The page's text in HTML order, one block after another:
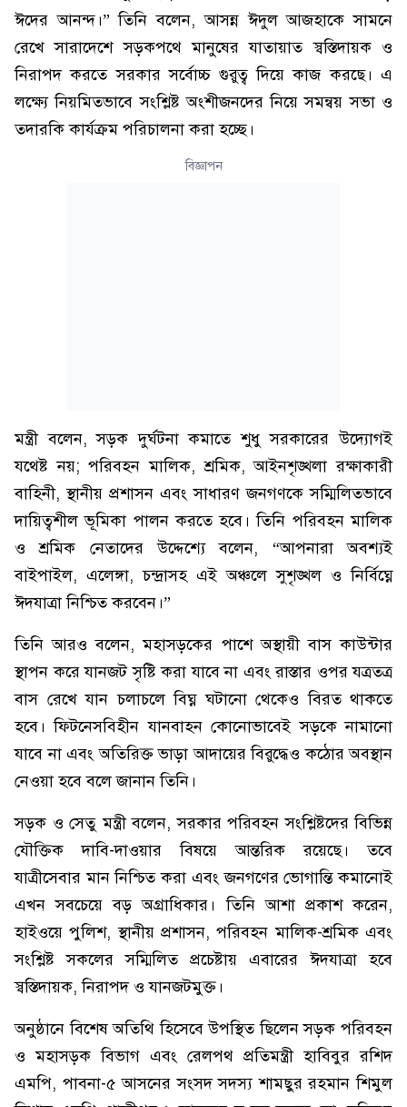
ঈদের আনন্দ।” তিনি বলেন, আসন্ন ঈদুল আজহাকে সামনে
রেখে সারাদেশে সড়কপথে মানুষের যাতায়াত স্বস্তিদায়ক ও
নিরাপদ করতে সরকার সর্বোচ্চ গুরুত্ব দিয়ে কাজ করছে। এ
লক্ষ্যে নিয়মিতভাবে সংশ্লিষ্ট অংশীজনদের নিয়ে সমন্বয় সভা ও
তদারকি কার্যক্রম পরিচালনা করা হচ্ছে।
বিজ্ঞাপন
মন্ত্রী বলেন, সড়ক দুর্ঘটনা কমাতে শুধু সরকারের উদ্যোগই
যথেষ্ট নয়; পরিবহন মালিক, শ্রমিক, আইনশৃঙ্খলা রক্ষাকারী
বাহিনী, স্থানীয় প্রশাসন এবং সাধারণ জনগণকে সম্মিলিতভাবে
দায়িত্বশীল ভূমিকা পালন করতে হবে। তিনি পরিবহন মালিক
ও শ্রমিক নেতাদের উদ্দেশ্যে বলেন, “আপনারা অবশ্যই
বাইপাইল, এলেঙ্গা, চন্দ্রাসহ এই অঞ্চলে সুশৃঙ্খল ও নির্বিঘ্নে
ঈদযাত্রা নিশ্চিত করবেন।”
তিনি আরও বলেন, মহাসড়কের পাশে অস্থায়ী বাস কাউন্টার
স্থাপন করে যানজট সৃষ্টি করা যাবে না এবং রাস্তার ওপর যত্রতত্র
বাস রেখে যান চলাচলে বিঘ্ন ঘটানো থেকেও বিরত থাকতে
হবে। ফিটনেসবিহীন যানবাহন কোনোভাবেই সড়কে নামানো
যাবে না এবং অতিরিক্ত ভাড়া আদায়ের বিরুদ্ধেও কঠোর অবস্থান
নেওয়া হবে বলে জানান তিনি।
সড়ক ও সেতু মন্ত্রী বলেন, সরকার পরিবহন সংশ্লিষ্টদের বিভিন্ন
যৌক্তিক দাবি-দাওয়ার বিষয়ে আন্তরিক রয়েছে। তবে
যাত্রীসেবার মান নিশ্চিত করা এবং জনগণের ভোগান্তি কমানোই
এখন সবচেয়ে বড় অগ্রাধিকার। তিনি আশা প্রকাশ করেন,
হাইওয়ে পুলিশ, স্থানীয় প্রশাসন, পরিবহন মালিক-শ্রমিক এবং
সংশ্লিষ্ট সকলের সম্মিলিত প্রচেষ্টায় এবারের ঈদযাত্রা হবে
স্বস্তিদায়ক, নিরাপদ ও যানজটমুক্ত।
অনুষ্ঠানে বিশেষ অতিথি হিসেবে উপস্থিত ছিলেন সড়ক পরিবহন
ও মহাসড়ক বিভাগ এবং রেলপথ প্রতিমন্ত্রী হাবিবুর রশিদ
এমপি, পাবনা-৫ আসনের সংসদ সদস্য শামছুর রহমান শিমুল